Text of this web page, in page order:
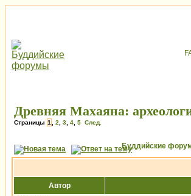
Древняя Махаяна:
Страницы 1 2 3 4 5 След.
Буддийские
Автор